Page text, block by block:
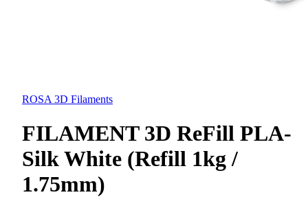
ROSA 3D Filaments
FILAMENT 3D ReFill PLA-
Silk White (Refill 1kg /
1.75mm)